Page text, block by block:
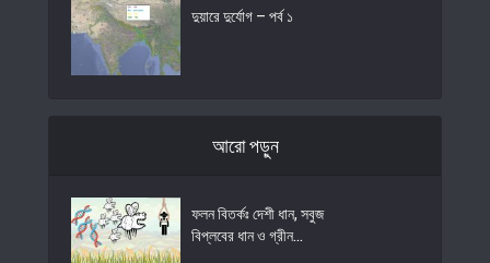
দুয়ারে দুর্যোগ – পর্ব ১
আরো পড়ুন
ফলন বিতর্কঃ দেশী ধান, সবুজ
বিপ্লবের ধান ও গ্রীন...